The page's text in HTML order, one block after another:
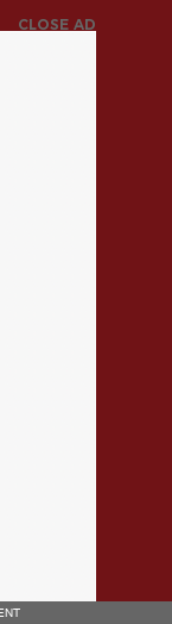
CLOSE AD